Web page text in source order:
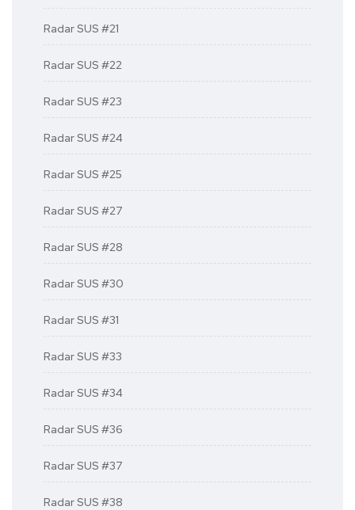
Radar SUS #21
Radar SUS #22
Radar SUS #23
Radar SUS #24
Radar SUS #25
Radar SUS #27
Radar SUS #28
Radar SUS #30
Radar SUS #31
Radar SUS #33
Radar SUS #34
Radar SUS #36
Radar SUS #37
Radar SUS #38